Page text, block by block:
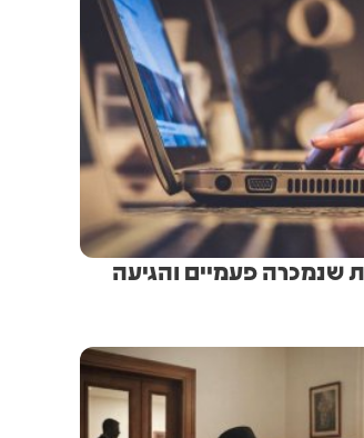
שנמכרה פעמיים והגיעה